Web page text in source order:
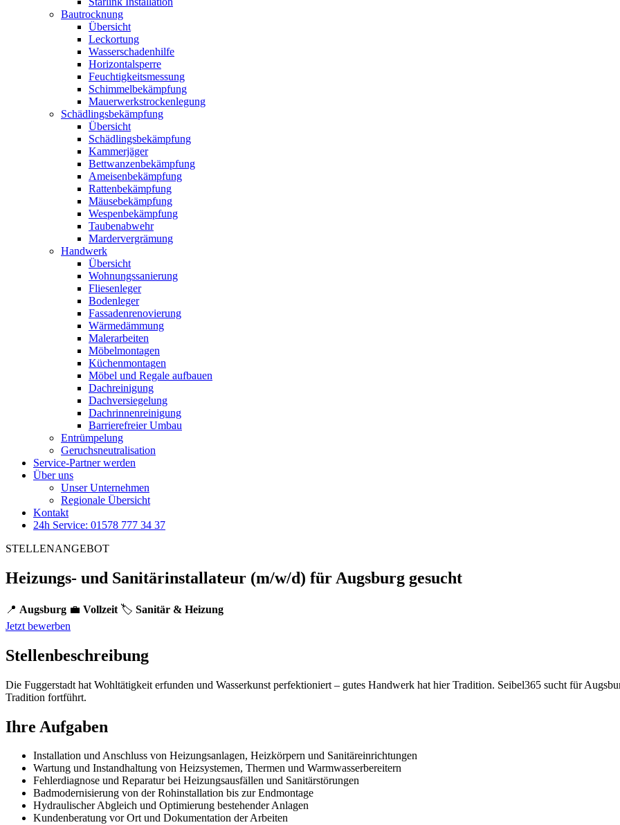
Bautrocknung
Übersicht
Leckortung
Wasserschadenhilfe
Horizontalsperre
Feuchtigkeitsmessung
Schimmelbekämpfung
Mauerwerkstrockenlegung
Schädlingsbekämpfung
Übersicht
Schädlingsbekämpfung
Kammerjäger
Bettwanzenbekämpfung
Ameisenbekämpfung
Rattenbekämpfung
Mäusebekämpfung
Wespenbekämpfung
Taubenabwehr
Mardervergrämung
Handwerk
Übersicht
Wohnungssanierung
Fliesenleger
Bodenleger
Fassadenrenovierung
Wärmedämmung
Malerarbeiten
Möbelmontagen
Küchenmontagen
Möbel und Regale aufbauen
Dachreinigung
Dachversiegelung
Dachrinnenreinigung
Barrierefreier Umbau
Entrümpelung
Geruchsneutralisation
Service-Partner werden
Über uns
Unser Unternehmen
Regionale Übersicht
Kontakt
24h Service: 01578 777 34 37
STELLENANGEBOT
Heizungs- und Sanitärinstallateur (m/w/d) für Augsburg gesucht
📍 Augsburg 💼 Vollzeit 🏷️ Sanitär & Heizung
Jetzt bewerben
Stellenbeschreibung
Die Fuggerstadt hat Wohltätigkeit erfunden und Wasserkunst perfektioniert – gutes Handwerk hat hier Tradition. Seibel365 sucht für
Tradition fortführt.
Ihre Aufgaben
Installation und Anschluss von Heizungsanlagen, Heizkörpern und Sanitäreinrichtungen
Wartung und Instandhaltung von Heizsystemen, Thermen und Warmwasserbereitern
Fehlerdiagnose und Reparatur bei Heizungsausfällen und Sanitärstörungen
Badmodernisierung von der Rohinstallation bis zur Endmontage
Hydraulischer Abgleich und Optimierung bestehender Anlagen
Kundenberatung vor Ort und Dokumentation der Arbeiten